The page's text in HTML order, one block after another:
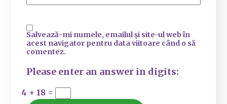
Salvează-mi numele, emailul și site-ul web în
acest navigator pentru data viitoare când o să
comentez.
Please enter an answer in digits:
4 + 18 =